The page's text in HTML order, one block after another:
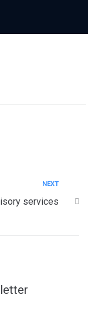
NEXT
services